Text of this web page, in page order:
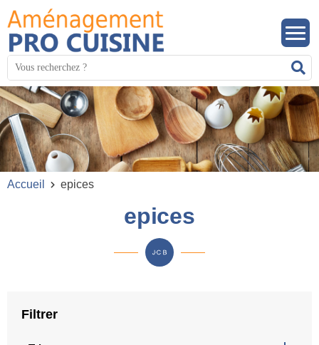
Mots
clés
:
Accueil epices
epices
Filtrer
Panneau de gestion des cookies